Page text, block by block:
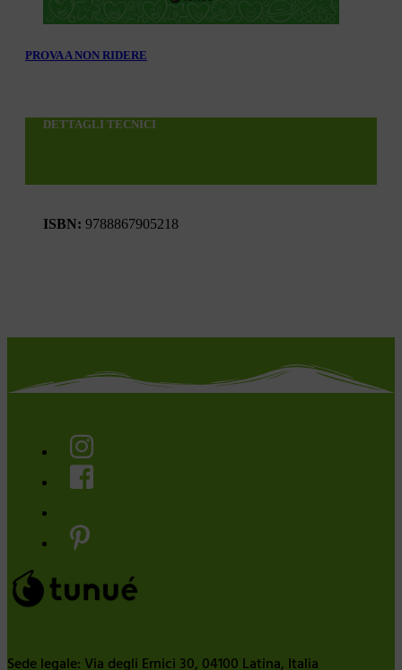
PROVA A NON RIDERE
DETTAGLI TECNICI
ISBN: 9788867905218
Sede legale: Via degli Ernici 30, 04100 Latina, Italia